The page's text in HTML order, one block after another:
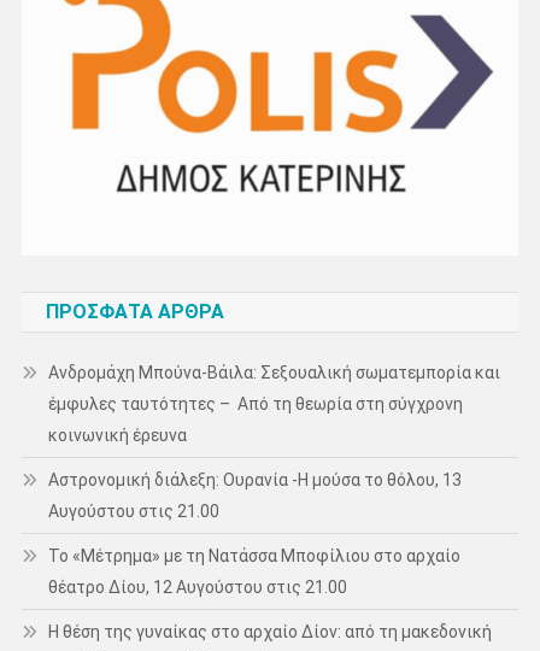
ΠΡΌΣΦΑΤΑ ΆΡΘΡΑ
Ανδρομάχη Μπούνα-Βάιλα: Σεξουαλική σωματεμπορία και
έμφυλες ταυτότητες – Από τη θεωρία στη σύγχρονη
κοινωνική έρευνα
Αστρονομική διάλεξη: Ουρανία -Η μούσα το θόλου, 13
Αυγούστου στις 21.00
Το «Μέτρημα» με τη Νατάσσα Μποφίλιου στο αρχαίο
θέατρο Δίου, 12 Αυγούστου στις 21.00
Η θέση της γυναίκας στο αρχαίο Δίον: από τη μακεδονική